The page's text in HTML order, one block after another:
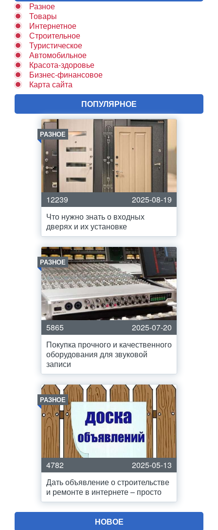
Разное
Товары
Интернетное
Строительное
Туристическое
Автомобильное
Красота-здоровье
Бизнес-финансовое
Карта сайта
ПОПУЛЯРНОЕ
РАЗНОЕ
12239
2025-08-19
Что нужно знать о входных
дверях и их установке
РАЗНОЕ
5865
2025-07-20
Покупка прочного и качественного
оборудования для звуковой
записи
РАЗНОЕ
4782
2025-05-13
Дать объявление о строительстве
и ремонте в интернете – просто
НОВОЕ